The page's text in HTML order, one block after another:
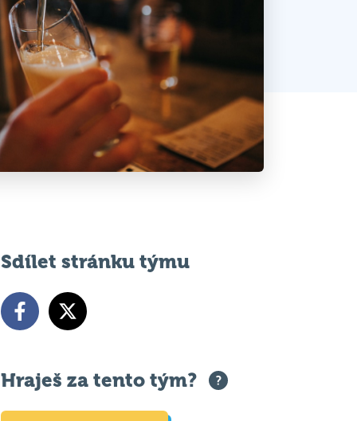
Sdílet stránku týmu
Hraješ za tento tým?